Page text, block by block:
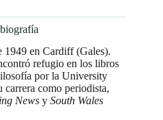
1949 en Cardiff (Gales).
refugio en los libros
por la University
como periodista,
News y South Wales